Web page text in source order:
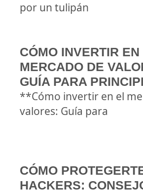
por un tulipán
CÓMO INVERTIR EN
MERCADO DE
GUÍA PARA
**Cómo invertir en el
valores: Guía para
CÓMO
HACKERS: